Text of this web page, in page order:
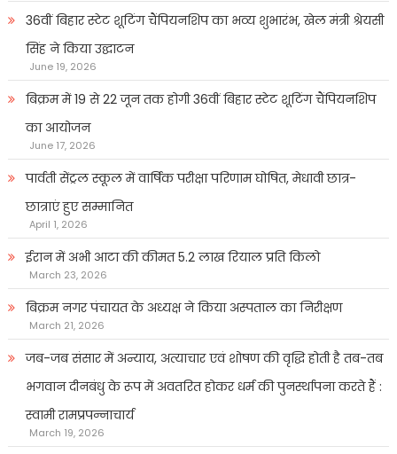
36वीं बिहार स्टेट शूटिंग चैंपियनशिप का भव्य शुभारंभ, खेल मंत्री श्रेयसी
सिंह ने किया उद्घाटन
June 19, 2026
बिक्रम में 19 से 22 जून तक होगी 36वीं बिहार स्टेट शूटिंग चैंपियनशिप
का आयोजन
June 17, 2026
पार्वती सेंट्रल स्कूल में वार्षिक परीक्षा परिणाम घोषित, मेधावी छात्र-
छात्राएं हुए सम्मानित
April 1, 2026
ईरान में अभी आटा की कीमत 5.2 लाख रियाल प्रति किलो
March 23, 2026
बिक्रम नगर पंचायत के अध्यक्ष ने किया अस्पताल का निरीक्षण
March 21, 2026
जब-जब संसार में अन्याय, अत्याचार एवं शोषण की वृद्धि होती है तब-तब
भगवान दीनबंधु के रूप में अवतरित होकर धर्म की पुनर्स्थापना करते हैं :
स्वामी रामप्रपन्नाचार्य
March 19, 2026